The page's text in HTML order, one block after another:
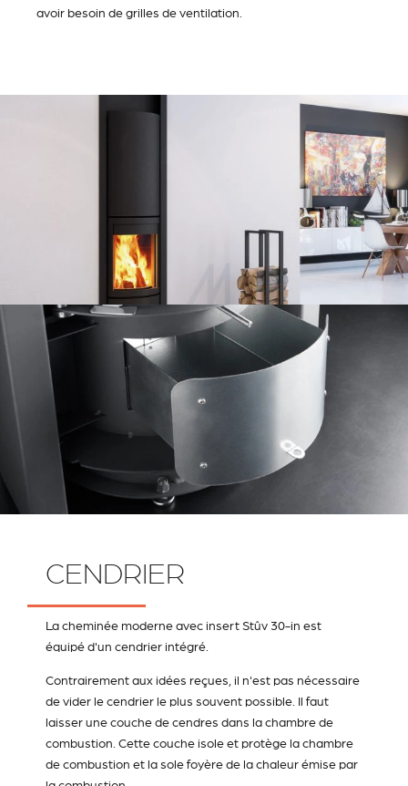
avoir besoin de grilles de ventilation.
CENDRIER
La cheminée moderne avec insert Stûv 30-in est
équipé d'un cendrier intégré.
Contrairement aux idées reçues, il n'est pas nécessaire
de vider le cendrier le plus souvent possible. Il faut
laisser une couche de cendres dans la chambre de
combustion. Cette couche isole et protège la chambre
de combustion et la sole foyère de la chaleur émise par